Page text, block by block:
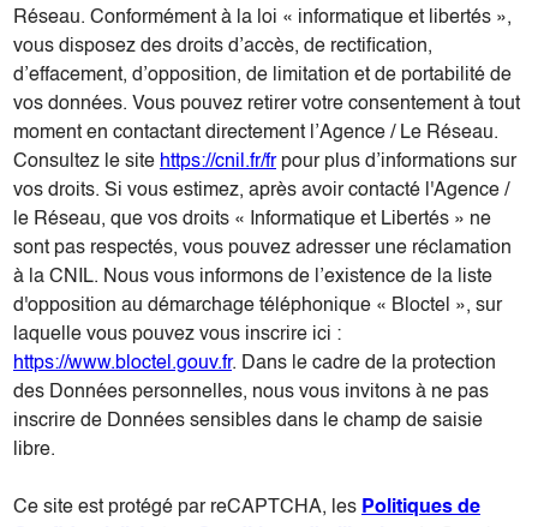
Réseau. Conformément à la loi « informatique et libertés »,
vous disposez des droits d’accès, de rectification,
d’effacement, d’opposition, de limitation et de portabilité de
vos données. Vous pouvez retirer votre consentement à tout
moment en contactant directement l’Agence / Le Réseau.
Consultez le site https://cnil.fr/frpour plus d’informations sur
vos droits. Si vous estimez, après avoir contacté l'Agence /
le Réseau, que vos droits « Informatique et Libertés » ne
sont pas respectés, vous pouvez adresser une réclamation
à la CNIL. Nous vous informons de l’existence de la liste
d'opposition au démarchage téléphonique « Bloctel », sur
laquelle vous pouvez vous inscrire ici :
https://www.bloctel.gouv.fr. Dans le cadre de la protection
des Données personnelles, nous vous invitons à ne pas
inscrire de Données sensibles dans le champ de saisie
libre.
Ce site est protégé par reCAPTCHA, les Politiques de